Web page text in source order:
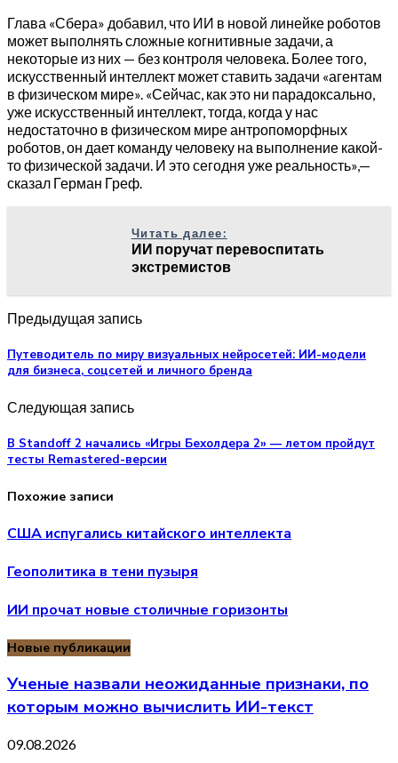
Глава «Сбера» добавил, что ИИ в новой линейке роботов
может выполнять сложные когнитивные задачи, а
некоторые из них — без контроля человека. Более того,
искусственный интеллект может ставить задачи «агентам
в физическом мире». «Сейчас, как это ни парадоксально,
уже искусственный интеллект, тогда, когда у нас
недостаточно в физическом мире антропоморфных
роботов, он дает команду человеку на выполнение какой-
то физической задачи. И это сегодня уже реальность»,—
сказал Герман Греф.
Читать далее:
ИИ поручат перевоспитать
экстремистов
Предыдущая запись
Путеводитель по миру визуальных нейросетей: ИИ-модели
для бизнеса, соцсетей и личного бренда
Следующая запись
В Standoff 2 начались «Игры Бехолдера 2» — летом пройдут
тесты Remastered-версии
Похожие записи
США испугались китайского интеллекта
Геополитика в тени пузыря
ИИ прочат новые столичные горизонты
Новые публикации
Ученые назвали неожиданные признаки, по
которым можно вычислить ИИ-текст
09.08.2026